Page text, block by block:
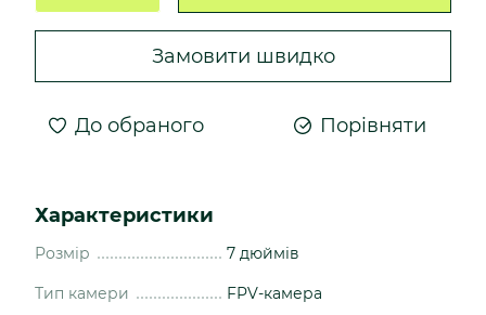
Замовити швидко
До обраного Порівняти
Характеристики
Розмір 7 дюймів
Тип камери FPV-камера